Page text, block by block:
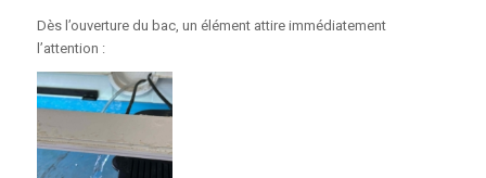
Dès l’ouverture du bac, un élément attire immédiatement
l’attention :